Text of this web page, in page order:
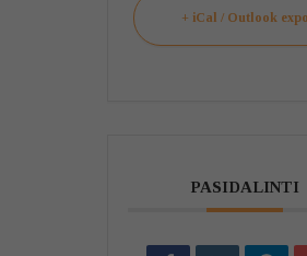
+ iCal / Outlook
PASIDALINTI